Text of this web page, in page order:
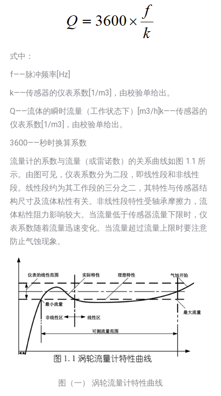
式中：
f——脉冲频率[Hz]
k——传感器的仪表系数[1/m3]，由校验单给出。
Q——流体的瞬时流量（工作状态下）[m3/h]k——传感器的
仪表系数[1/m3]，由校验单给出。
3600——秒时换算系数
流量计的系数与流量（或雷诺数）的关系曲线如图 1.1 所
示。由图可见，仪表系数分为二段，即线性段和非线性
段。线性段约为其工作段的三分之二，其特性与传感器结
构尺寸及流体粘性有关。非线性段特性受轴承摩擦力，流
体粘性阻力影响较大。当流量低于传感器流量下限时，仪
表系数随着流量迅速变化。当流量超过流量上限时要注意
防止气蚀现象。
图（一） 涡轮流量计特性曲线